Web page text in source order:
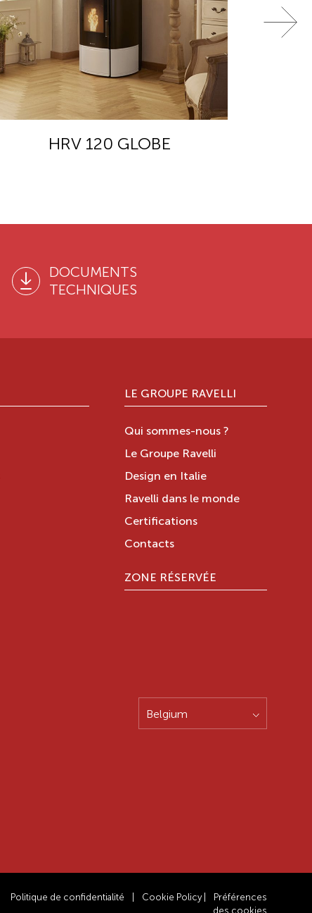
HRV 120 GLOBE
DOCUMENTS
TECHNIQUES
LE GROUPE RAVELLI
Qui sommes-nous ?
Le Groupe Ravelli
Design en Italie
Ravelli dans le monde
Certifications
Contacts
ZONE RÉSERVÉE
Belgium
Politique de confidentialité Cookie Policy
Préférences
des cookies